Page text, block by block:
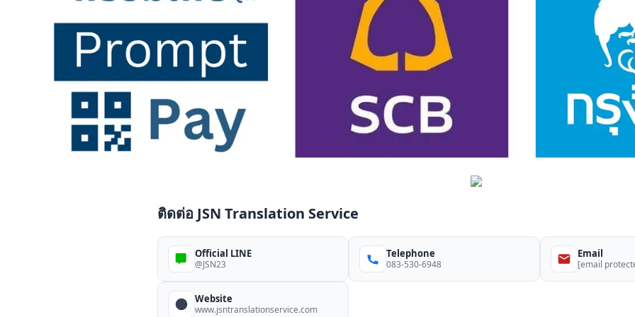
ติดต่อ JSN Translation Service
Official LINE
@JSN23
Telephone
083-530-6948
Email
[email
Website
www.jsntranslationservice.com